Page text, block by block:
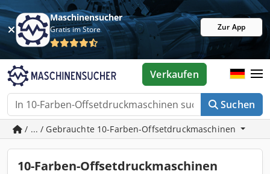
Maschinensucher
Gratis im Store Zur App
Suchen
Verkaufen
/ ... / Gebrauchte 10-Farben-Offsetdruckmaschinen
10-Farben-Offsetdruckmaschinen